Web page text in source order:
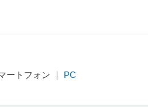
ートフォン ｜ PC